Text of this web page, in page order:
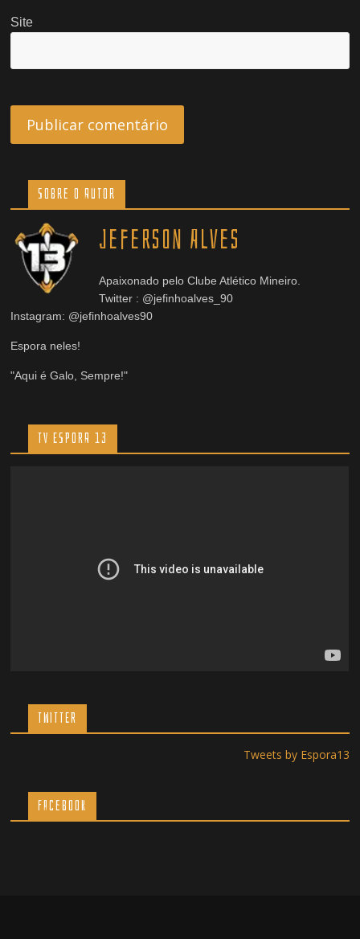
Site
Sobre o Autor
Jeferson Alves
Apaixonado pelo Clube Atlético Mineiro.
Twitter : @jefinhoalves_90
Instagram: @jefinhoalves90
Espora neles!
"Aqui é Galo, Sempre!"
TV ESPORA 13
TWITTER
Tweets by Espora13
Facebook